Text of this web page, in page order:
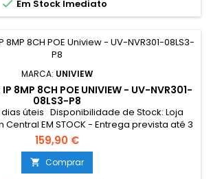
 Em Stock Imediato
MARCA: UNIVIEW
IP 8MP 8CH POE UNIVIEW - UV-NVR301-
08LS3-P8
dias úteis Disponibilidade de Stock: Loja
EM STOCK - Entrega prevista até 3
Braga - Rua António Fernandes Ferreira
- Por encomenda - chegada até 2 dias
úteis
159,90 €
 Comprar